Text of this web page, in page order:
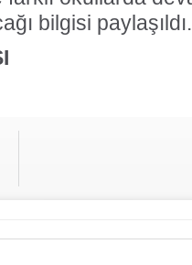
bilgisi paylaşıldı.